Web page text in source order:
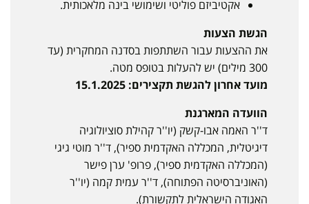
אקטיביזם פוליטי ושימושי בינה מלאכותית.
הגשת הצעות
את ההצעות עבור השתתפות בסדנה המחקרית (עד
300 מילים) יש להעלות בטופס מטה.
מועד אחרון להגשת תקצירים: 15.1.2025
הוועדה המארגנת
ד''ר האמה אבו-קשק (יו''ר קהילת סוציולוגיה
דיגיטלית, המכללה האקדמית ספיר), ד''ר מוטי גיגי
(המכללה האקדמית ספיר), פרופ' ערן פישר
(האוניברסיטה הפתוחה), ד''ר עמית קמה (יו''ר
האגודה הישראלית לתקשורת).